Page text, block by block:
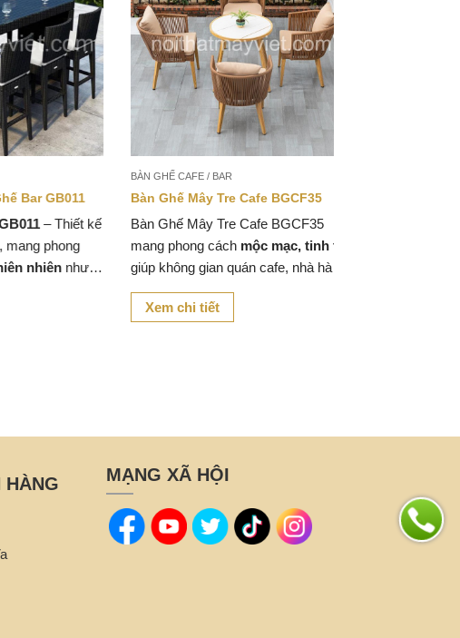
GB011
– Thiết kế
phong
nhiênnhưng
BÀN GHẾ CAFE / BAR
Bàn Ghế Mây Tre Cafe BGCF35
Bàn Ghế Mây Tre Cafe BGCF35
mang phong cáchmộc mạc, tinh tế,
giúp không gian quán cafe, nhà hàng
hay khu vực thư giãn trở nên
gũi với thiên nhiên
Xem chi tiết
HÀNG MẠNG XÃ HỘI